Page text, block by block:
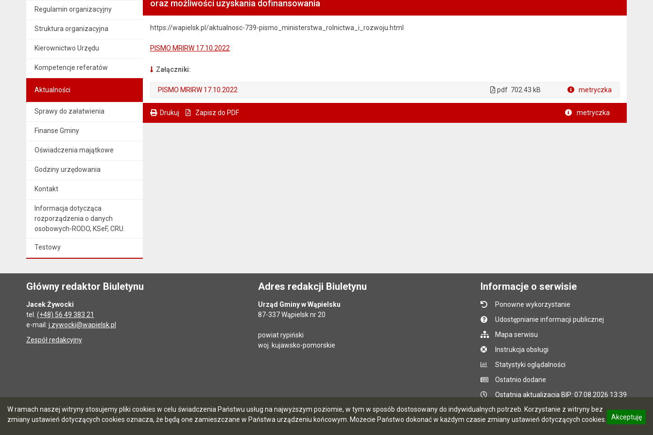
W ramach naszej witryny stosujemy pliki cookies w celu świadczenia Państwu usług na najwyższym poziomie, w tym w sposób dostosowany do indywidualnych potrzeb. Korzystanie z witryny bez
zmiany ustawień dotyczących cookies oznacza, że będą one zamieszczane w Państwa urządzeniu końcowym. Możecie Państwo dokonać w każdym czasie zmiany ustawień dotyczących cookies.
Akceptuję
Regulamin organizacyjny
Struktura organizacyjna
Kierownictwo Urzędu
Kompetencje referatów
Aktualności
Sprawy do załatwienia
Finanse Gminy
Oświadczenia majątkowe
Godziny urzędowania
Kontakt
Informacja dotycząca
rozporządzenia o danych
osobowych-RODO, KSeF, CRU.
Testowy
oraz możliwości uzyskania dofinansowania
https://wapielsk.pl/aktualnosc-739-pismo_ministerstwa_rolnictwa_i_rozwoju.html
PISMO MRIRW 17.10.2022
Załączniki:
PISMO MRIRW 17.10.2022 pdf 702.43 kB metryczka
Drukuj Zapisz do PDF metryczka
Główny redaktor Biuletynu
Jacek Żywocki
tel. (+48) 56 49 383 21
e-mail: j.zywocki@wapielsk.pl
Zespół redakcyjny
Adres redakcji Biuletynu
Urząd Gminy w Wąpielsku
87-337 Wąpielsk nr 20
powiat rypiński
woj. kujawsko-pomorskie
Informacje o serwisie
Ponowne wykorzystanie
Udostępnianie informacji publicznej
Mapa serwisu
Instrukcja obsługi
Statystyki oglądalności
Ostatnio dodane
Ostatnia aktualizacja BIP: 07.08.2026 13:39
5.7.0 [90] CMS i hosting: Logonet Sp. z o.o. w Bydgoszczy